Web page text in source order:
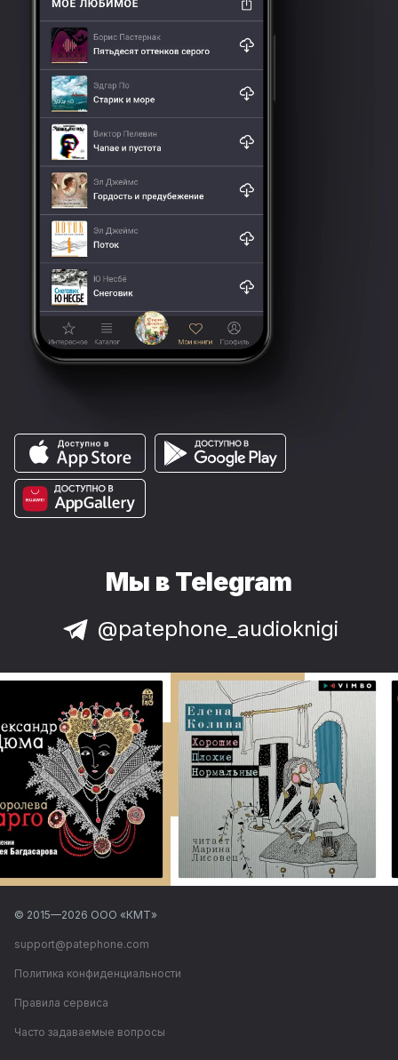
Мы в Telegram
@patephone_audioknigi
© 2015—2026 ООО «КМТ»
support@patephone.com
Политика конфиденциальности
Правила сервиса
Часто задаваемые вопросы